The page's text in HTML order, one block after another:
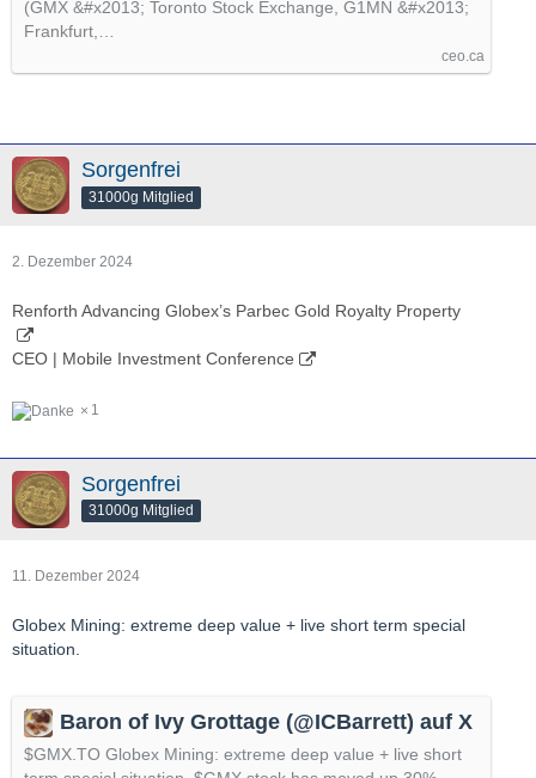
(GMX &#x2013; Toronto Stock Exchange, G1MN &#x2013;
Frankfurt,…
ceo.ca
Sorgenfrei
31000g Mitglied
2. Dezember 2024
Renforth Advancing Globex’s Parbec Gold Royalty Property
CEO | Mobile Investment Conference
1
Sorgenfrei
31000g Mitglied
11. Dezember 2024
Globex Mining: extreme deep value + live short term special
situation.
Baron of Ivy Grottage (@ICBarrett) auf X
$GMX.TO Globex Mining: extreme deep value + live short